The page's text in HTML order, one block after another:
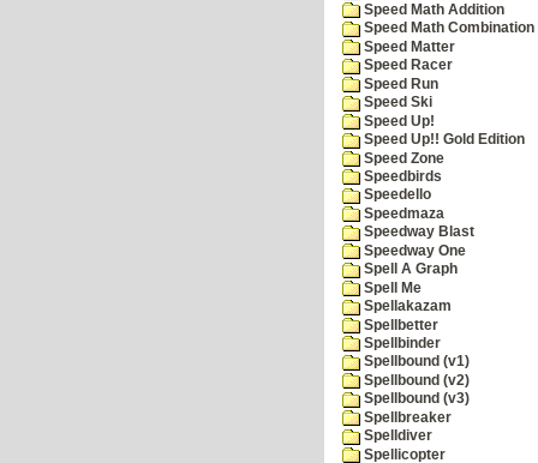
Speed Math Addition
Speed Math Combination
Speed Matter
Speed Racer
Speed Run
Speed Ski
Speed Up!
Speed Up!! Gold Edition
Speed Zone
Speedbirds
Speedello
Speedmaza
Speedway Blast
Speedway One
Spell A Graph
Spell Me
Spellakazam
Spellbetter
Spellbinder
Spellbound (v1)
Spellbound (v2)
Spellbound (v3)
Spellbreaker
Spelldiver
Spellicopter